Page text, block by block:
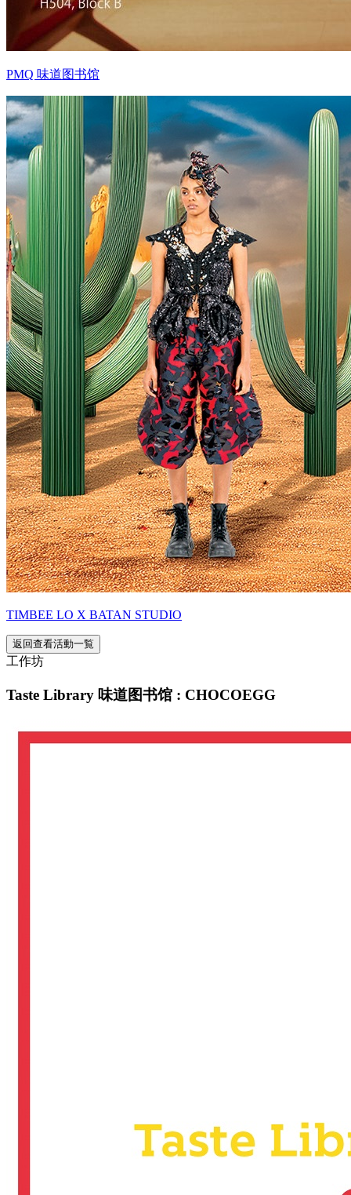
PMQ 味道图书馆
TIMBEE LO X BATAN STUDIO
返回查看活動一覧
工作坊
Taste Library 味道图书馆 : CHOCOEGG